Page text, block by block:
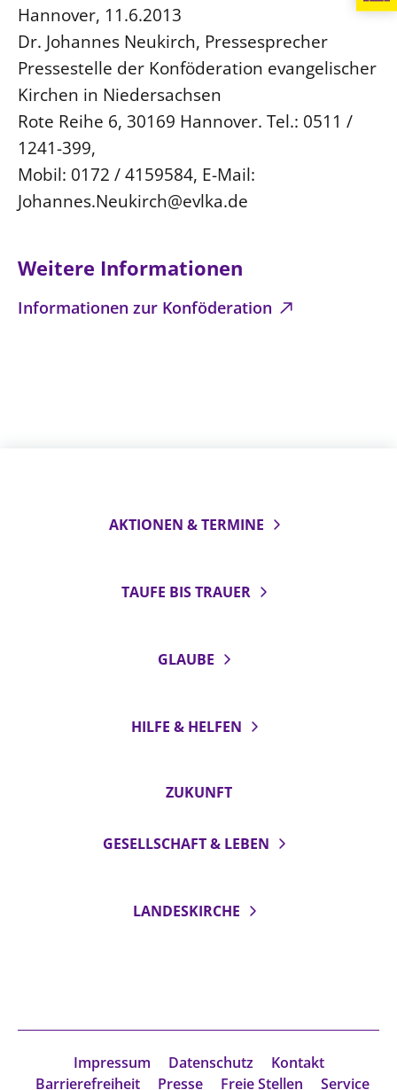
Hannover, 11.6.2013
Dr. Johannes Neukirch, Pressesprecher
Pressestelle der Konföderation evangelischer
Kirchen in Niedersachsen
Rote Reihe 6, 30169 Hannover. Tel.: 0511 /
1241-399,
Mobil: 0172 / 4159584, E-Mail:
Johannes.Neukirch@evlka.de
Weitere Informationen
Informationen zur Konföderation
AKTIONEN & TERMINE
TAUFE BIS TRAUER
GLAUBE
HILFE & HELFEN
ZUKUNFT
GESELLSCHAFT & LEBEN
LANDESKIRCHE
Impressum Datenschutz
Kontakt
Barrierefreiheit
Presse Freie Stellen Service
Fundraising
IT-Service
Corporate Design
Interventionsplan
Jahresgespräche
Kantine Speiseplan
Kirchliches Amtsblatt
Kirchliche Verwaltung
Kunstreferat